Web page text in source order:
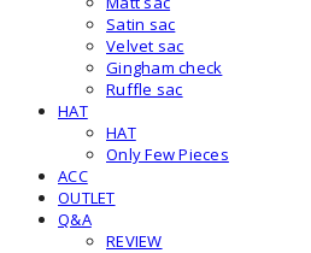
Satin sac
Velvet sac
Gingham check
Ruffle sac
HAT
HAT
Only Few Pieces
ACC
OUTLET
Q&A
REVIEW